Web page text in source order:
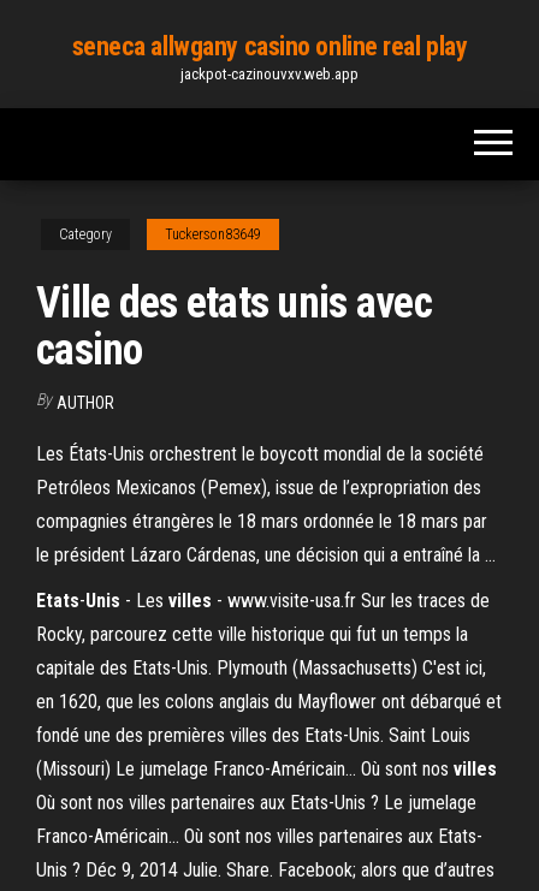
content
seneca allwgany casino online real play
jackpot-cazinouvxv.web.app
Category Tuckerson83649
Ville des etats unis avec
casino
By AUTHOR
Les États-Unis orchestrent le boycott mondial de la société
Petróleos Mexicanos (Pemex), issue de l’expropriation des
compagnies étrangères le 18 mars ordonnée le 18 mars par
le président Lázaro Cárdenas, une décision qui a entraîné la …
Etats-Unis - Les villes - www.visite-usa.fr Sur les traces de
Rocky, parcourez cette ville historique qui fut un temps la
capitale des Etats-Unis. Plymouth (Massachusetts) C'est ici,
en 1620, que les colons anglais du Mayflower ont débarqué et
fondé une des premières villes des Etats-Unis. Saint Louis
(Missouri) Le jumelage Franco-Américain… Où sont nos villes
Où sont nos villes partenaires aux Etats-Unis ? Le jumelage
Franco-Américain… Où sont nos villes partenaires aux Etats-
Unis ? Déc 9, 2014 Julie. Share. Facebook; alors que d’autres